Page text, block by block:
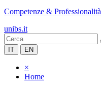
Competenze & Professionalità
unibs.it
IT EN
×
Home